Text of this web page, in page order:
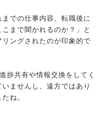
での仕事内容、転職後に
まで聞かれるのか？」と
ングされたのが印象的で
捗共有や情報交換をしてく
ませんし、遠方ではあり
ね。